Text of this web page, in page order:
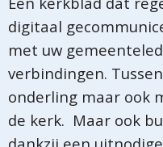
digitaal
met uw
verbindingen.
onderling maar ook
de kerk. Maar ook